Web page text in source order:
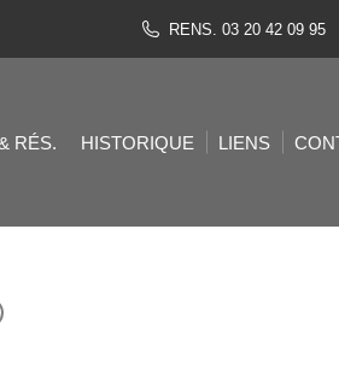
RENS. 03 20 42 09 95
RÉS. HISTORIQUE LIENS